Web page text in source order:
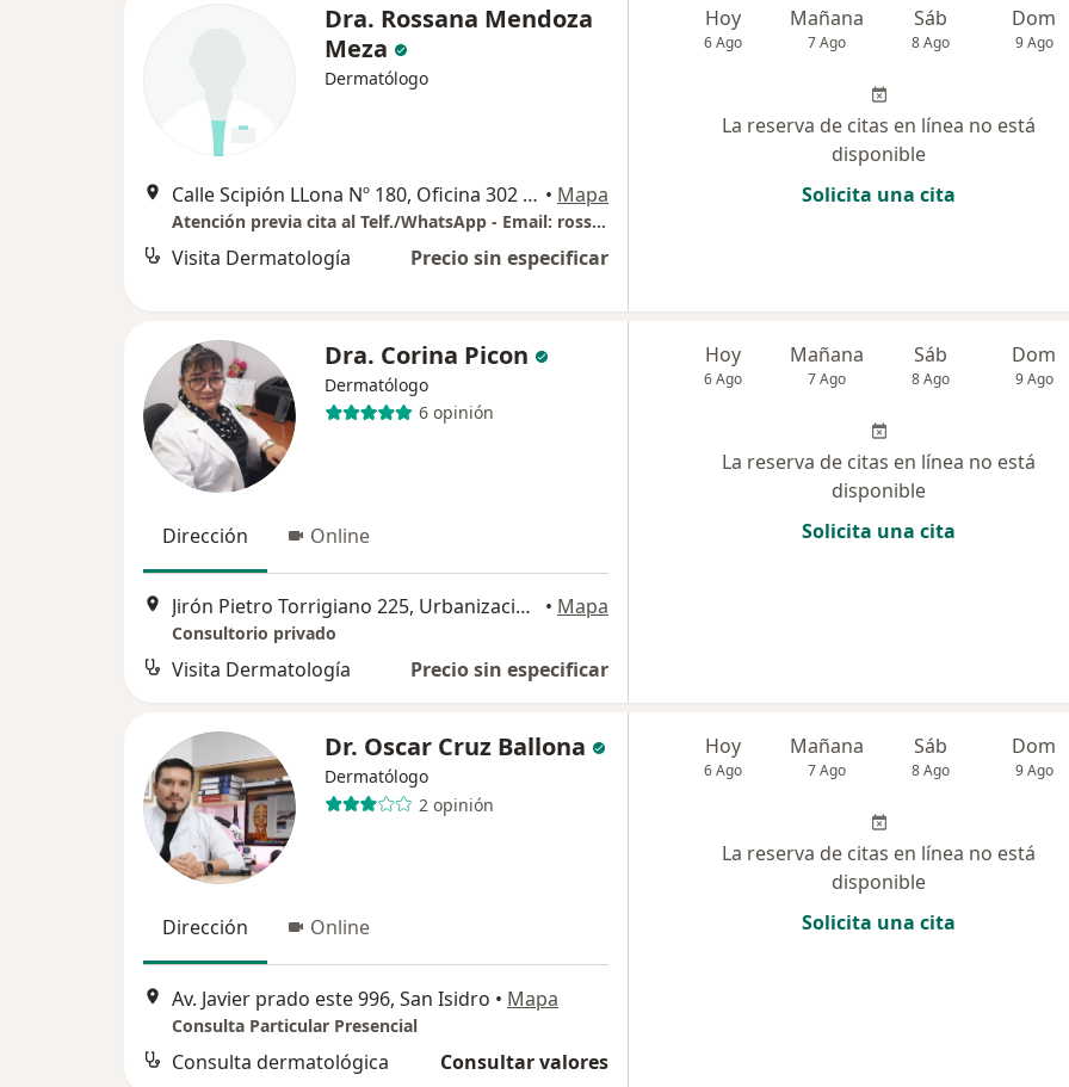
Dra. Rossana Mendoza
Meza
Dermatólogo
Calle Scipión LLona Nº 180, Oficina 302 1-B, Miraflores, Lima • Mapa
Atención previa cita al Telf./WhatsApp - Email: rossanamendoza.consultas@gmail.com
Visita Dermatología Precio sin especificar
Hoy
6 Ago
Mañana
7 Ago
Sáb
8 Ago
Dom
9 Ago
La reserva de citas en línea no está
disponible
Solicita una cita
Dra. Corina Picon
Dermatólogo
6 opinión
Dirección Online
Jirón Pietro Torrigiano 225, Urbanización CORPAC, Distrito San Borja, Lima • Mapa
Consultorio privado
Visita Dermatología Precio sin especificar
Hoy
6 Ago
Mañana
7 Ago
Sáb
8 Ago
Dom
9 Ago
La reserva de citas en línea no está
disponible
Solicita una cita
Dr. Oscar Cruz Ballona
Dermatólogo
2 opinión
Dirección Online
Av. Javier prado este 996, San Isidro • Mapa
Consulta Particular Presencial
Consulta dermatológica Consultar valores
Hoy
6 Ago
Mañana
7 Ago
Sáb
8 Ago
Dom
9 Ago
La reserva de citas en línea no está
disponible
Solicita una cita